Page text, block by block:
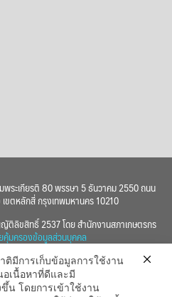
พระเกียรติ 80 พรรษา 5 ธันวาคม 2550 ถนน
ขตหลักสี่ กรุงเทพมหานคร 10210
ลิขสิทธิ์ 2537 โดย สำนักงานสภาเกษตรกร
คุ้มครองข้อมูลส่วนบุคคล
ติมีการเก็บข้อมูลการใช้งาน
อเนื้อหาที่ดีและมี
น โดยการเข้าใช้งาน